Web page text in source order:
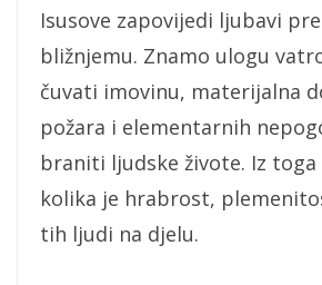
Isusove zapovijedi ljubavi
bližnjemu. Znamo ulogu
čuvati imovinu, materijalna
požara i elementarnih
braniti ljudske živote. Iz
kolika je hrabrost,
tih ljudi na djelu.